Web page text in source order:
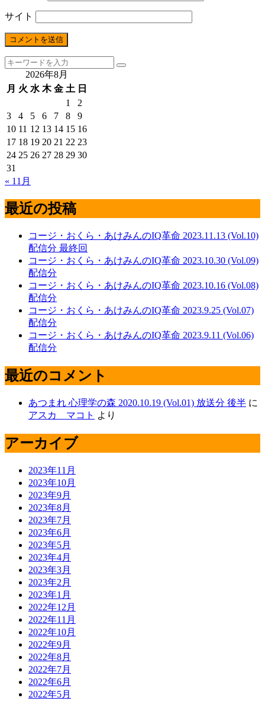
サイト
2026年8月
月 火 水 木 金 土 日
1
2
3
4 5 6 7 8
9
10 11 12 13 14 15 16
17 18 19 20 21 22 23
24 25 26 27 28 29 30
31
« 11月
最近の投稿
コージ・おくら・あけみんのIQ革命 2023.11.13 (Vol.10)
配信分 最終回
コージ・おくら・あけみんのIQ革命 2023.10.30 (Vol.09)
配信分
コージ・おくら・あけみんのIQ革命 2023.10.16 (Vol.08)
配信分
コージ・おくら・あけみんのIQ革命 2023.9.25 (Vol.07)
配信分
コージ・おくら・あけみんのIQ革命 2023.9.11 (Vol.06)
配信分
最近のコメント
あつまれ 心理学の森 2020.10.19 (Vol.01) 放送分 後半 に
アスカ マコト より
アーカイブ
2023年11月
2023年10月
2023年9月
2023年8月
2023年7月
2023年6月
2023年5月
2023年4月
2023年3月
2023年2月
2023年1月
2022年12月
2022年11月
2022年10月
2022年9月
2022年8月
2022年7月
2022年6月
2022年5月